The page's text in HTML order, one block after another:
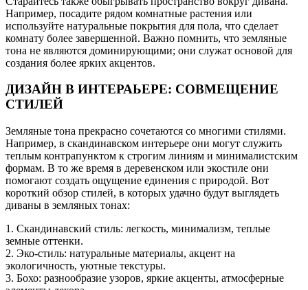
Например, посадите рядом комнатные растения или
используйте натуральные покрытия для пола, что сделает
комнату более завершенной. Важно помнить, что земляные
тона не являются доминирующими; они служат основой для
создания более ярких акцентов.
ДИЗАЙН В ИНТЕРАЬЕРЕ: СОВМЕЩЕНИЕ
СТИЛЕЙ
Земляные тона прекрасно сочетаются со многими стилями.
Например, в скандинавском интерьере они могут служить
теплым контрапунктом к строгим линиям и минималистским
формам. В то же время в деревенском или экостиле они
помогают создать ощущение единения с природой. Вот
короткий обзор стилей, в которых удачно будут выглядеть
диваны в земляных тонах:
1. Скандинавский стиль: легкость, минимализм, теплые
земные оттенки.
2. Эко-стиль: натуральные материалы, акцент на
экологичность, уютные текстуры.
3. Бохо: разнообразие узоров, яркие акценты, атмосферные